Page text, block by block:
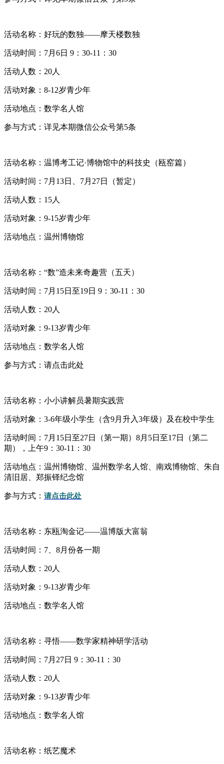
活动名称：好玩的数独——摩天楼数独
活动时间：7月6日 9：30-11：30
活动人数：20人
活动对象：8-12岁青少年
活动地点：数学名人馆
参与方式：详见本期微信公众号第5条
活动名称：温博考工记·博物馆中的科技史（瓯窑篇）
活动时间：7月13日、7月27日（暂定）
活动人数：15人
活动对象：9-15岁青少年
活动地点：温州博物馆
活动名称：“数”造未来奇趣营（五天）
活动时间：7月15日至19日 9：30-11：30
活动人数：20人
活动对象：9-13岁青少年
活动地点：数学名人馆
参与方式：请点击此处
活动名称：小小讲解员暑期实践营
活动对象：3-6年级小学生（含9月升入3年级）及在校中学生
活动时间：7月15日至27日（第一期）8月5日至17日（第二
期），上午9：30-11：30
活动地点：温州博物馆、温州数学名人馆、南戏博物馆、朱自
清旧居、郑振铎纪念馆
参与方式： 请点击此处
活动名称：东瓯淘金记——温博版大富翁
活动时间：7、8月份各一期
活动人数：20人
活动对象：9-13岁青少年
活动地点：数学名人馆
活动名称：寻悟——数学家精神研学活动
活动时间：7月27日 9：30-11：30
活动人数：20人
活动对象：9-13岁青少年
活动地点：数学名人馆
活动名称：纸艺魔术